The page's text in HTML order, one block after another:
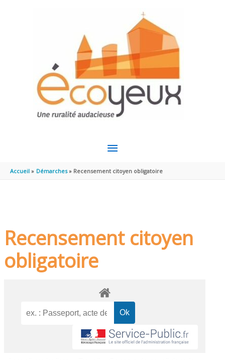
MENU
PRINCIPAL
Accueil Démarches Recensement citoyen obligatoire
Recensement citoyen
obligatoire